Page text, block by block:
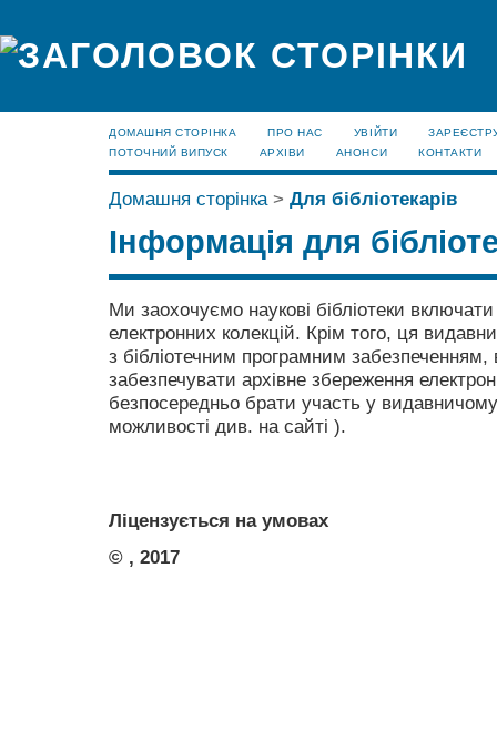
ДОМАШНЯ СТОРІНКА ПРО НАС УВІЙТИ
ПОТОЧНИЙ ВИПУСК
АРХІВИ АНОНСИ КОНТАКТИ
Домашня сторінка> Для бібліотекарів
Інформація для
Ми заохочуємо наукові бібліотеки
електронних колекцій. Крім того, ця
з бібліотечним програмним забезпеченням,
забезпечувати архівне збереження
безпосередньо брати участь у
можливості див. на сайті ).
Ліцензується на умовах
© , 2017